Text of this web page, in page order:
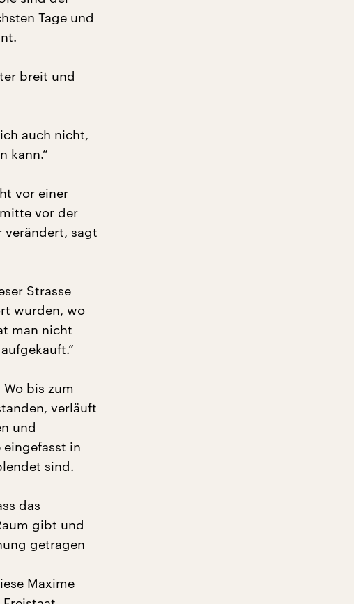
Tage und
breit und
auch nicht,
kann.“
vor einer
vor der
verändert, sagt
Strasse
wurden, wo
man nicht
bis zum
verläuft
und
in
sind.
das
gibt und
getragen
Maxime